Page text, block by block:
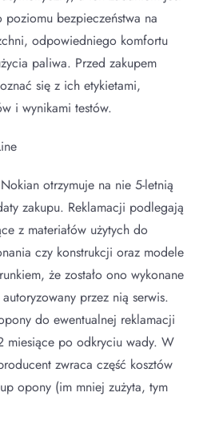
bezpieczeństwa na
odpowiedniego komfortu
paliwa. Przed zakupem
się z ich etykietami,
i wynikami testów.
otrzymuje na nie 5-letnią
zakupu. Reklamacji podlegają
z materiałów użytych do
czy konstrukcji oraz modele
że zostało ono wykonane
przez nią serwis.
do ewentualnej reklamacji
miesiące po odkryciu wady. W
zwraca część kosztów
opony (im mniej zużyta, tym